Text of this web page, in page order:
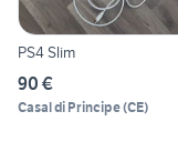
PS4 Slim
90 €
Casal di Principe(CE)